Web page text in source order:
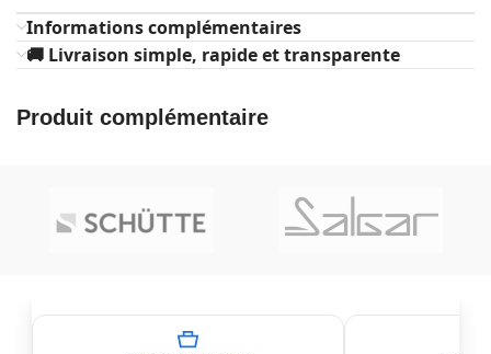
Informations complémentaires
🚚 Livraison simple, rapide et transparente
Produit complémentaire